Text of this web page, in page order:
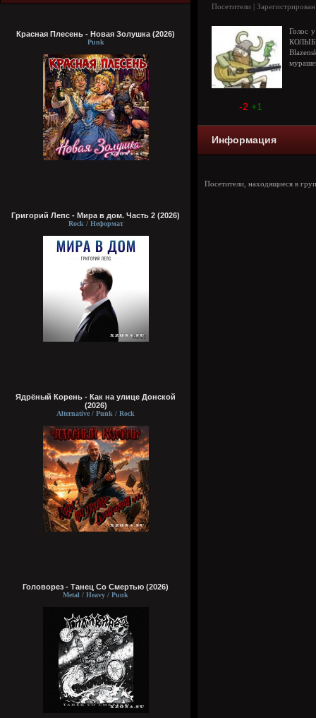
Красная Плесень - Новая Золушка (2026)
Punk
Григорий Лепс - Мира в дом. Часть 2 (2026)
Rock / Неформат
Ядрёный Корень - Как на улице Донской
(2026)
Alternative / Punk / Rock
Головорез - Tанец Со Смертью (2026)
Metal / Heavy / Punk
Посетители |
Голос
-2 +1
Информация
Посетители, находящиеся в